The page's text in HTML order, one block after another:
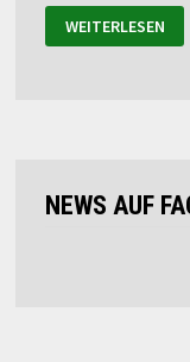
WEITERLESEN
NEWS AUF